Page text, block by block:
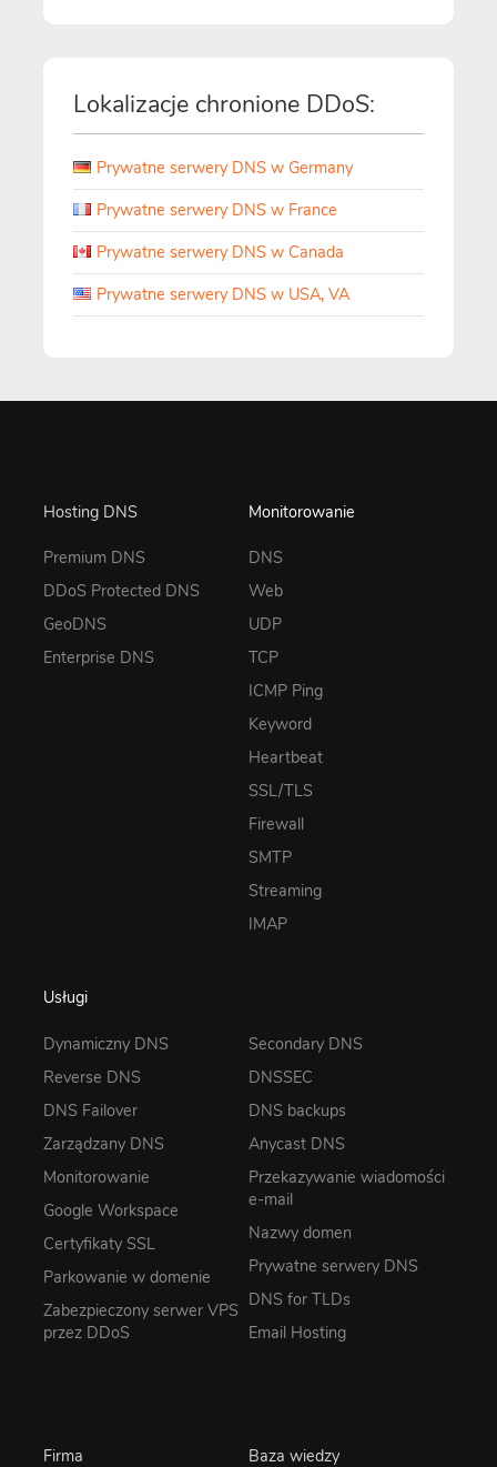
Lokalizacje chronione DDoS:
Prywatne serwery DNS w Germany
Prywatne serwery DNS w France
Prywatne serwery DNS w Canada
Prywatne serwery DNS w USA, VA
Hosting DNS
Premium DNS
DDoS Protected DNS
GeoDNS
Enterprise DNS
Monitorowanie
DNS
Web
UDP
TCP
ICMP Ping
Keyword
Heartbeat
SSL/TLS
Firewall
SMTP
Streaming
IMAP
Usługi
Dynamiczny DNS
Reverse DNS
DNS Failover
Zarządzany DNS
Monitorowanie
Google Workspace
Certyfikaty SSL
Parkowanie w domenie
Zabezpieczony serwer VPS
przez DDoS
Secondary DNS
DNSSEC
DNS backups
Anycast DNS
Przekazywanie wiadomości
e-mail
Nazwy domen
Prywatne serwery DNS
DNS for TLDs
Email Hosting
Firma Baza wiedzy